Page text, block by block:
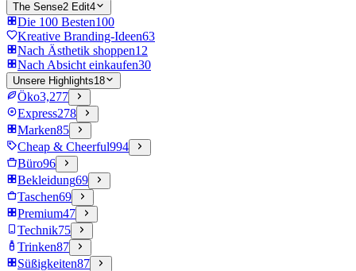
The Sense2 Edit4
Die 100 Besten100
Kreative Branding-Ideen63
Nach Ästhetik shoppen12
Nach Absicht einkaufen30
Unsere Highlights18
Öko3,277
Express278
Marken85
Cheap & Cheerful994
Büro96
Bekleidung69
Taschen69
Premium47
Technik75
Trinken87
Süßigkeiten87